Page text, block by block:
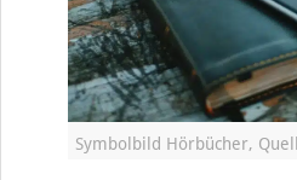
Symbolbild Hörbücher,